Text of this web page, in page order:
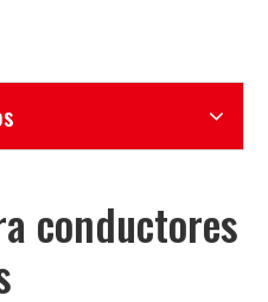
conductores